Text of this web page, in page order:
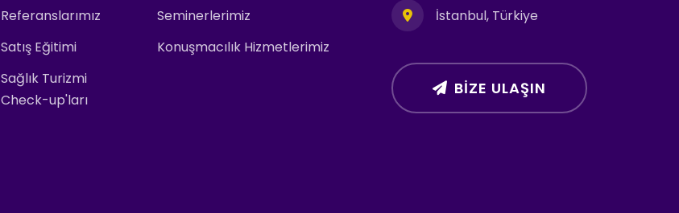
Referanslarımız
Satış Eğitimi
Sağlık Turizmi
Check-up'ları
Seminerlerimiz
Konuşmacılık Hizmetlerimiz
İstanbul, Türkiye
BIZE ULAŞIN